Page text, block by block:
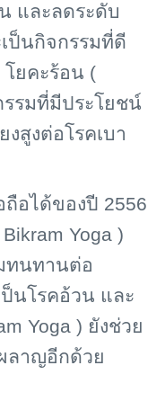
และลดระดับ
ป็นกิจกรรมที่ดี
โยคะร้อน (
รรมที่มีประโยชน์
สูงต่อโรคเบา
อได้ของปี 2556
Bikram Yoga )
ทนทานต่อ
นโรคอ้วน และ
Yoga ) ยังช่วย
ลาญอีกด้วย